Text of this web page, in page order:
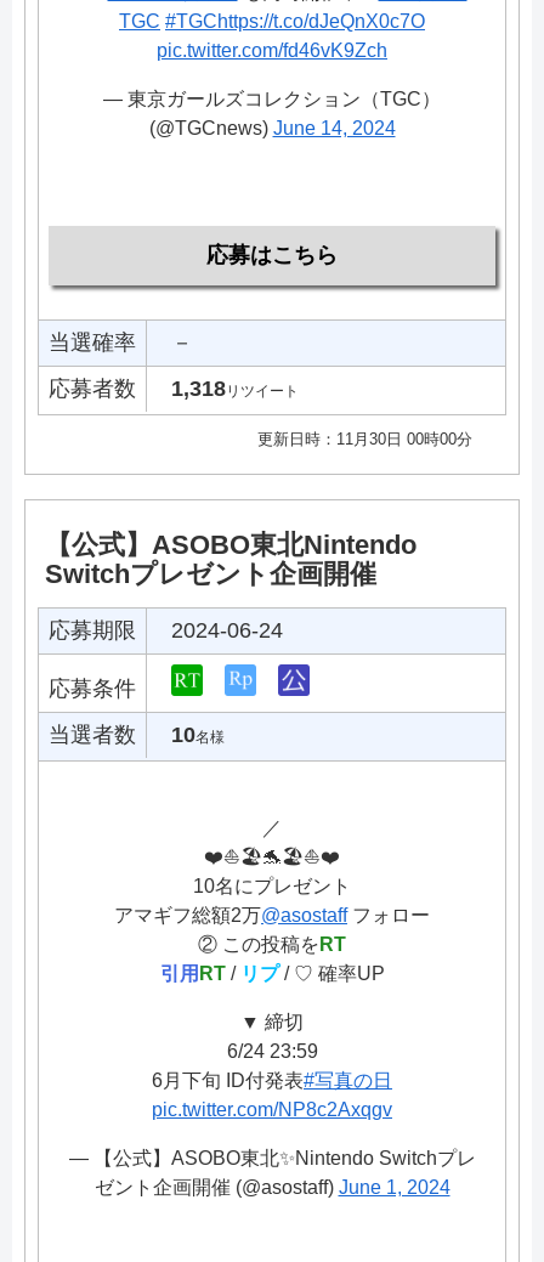
TGC #TGChttps://t.co/dJeQnX0c7O
pic.twitter.com/fd46vK9Zch
— 東京ガールズコレクション（TGC）
(@TGCnews) June 14, 2024
応募はこちら
当選確率
－
応募者数
1,318リツイート
更新日時：11月30日 00時00分
【公式】ASOBO東北Nintendo
Switchプレゼント企画開催
応募期限 2024-06-24
応募条件
当選者数
10名様
／
❤️⛵️🏖️🐬🏖️⛵️❤️
10名にプレゼント
アマギフ総額2万@asostaffフォロー
② この投稿を RT
引用 RT/ リプ/ ♡ 確率UP
▼ 締切
6/24 23:59
6月下旬 ID付発表#写真の日
pic.twitter.com/NP8c2Axqgv
— 【公式】ASOBO東北✨Nintendo Switchプレ
ゼント企画開催 (@asostaff) June 1, 2024